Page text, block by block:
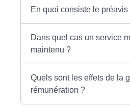
En quoi consiste le préavis
Dans quel cas un service
maintenu ?
Quels sont les effets de la
rémunération ?